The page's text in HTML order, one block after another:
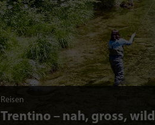
Reisen
Trentino – nah, gross, wild